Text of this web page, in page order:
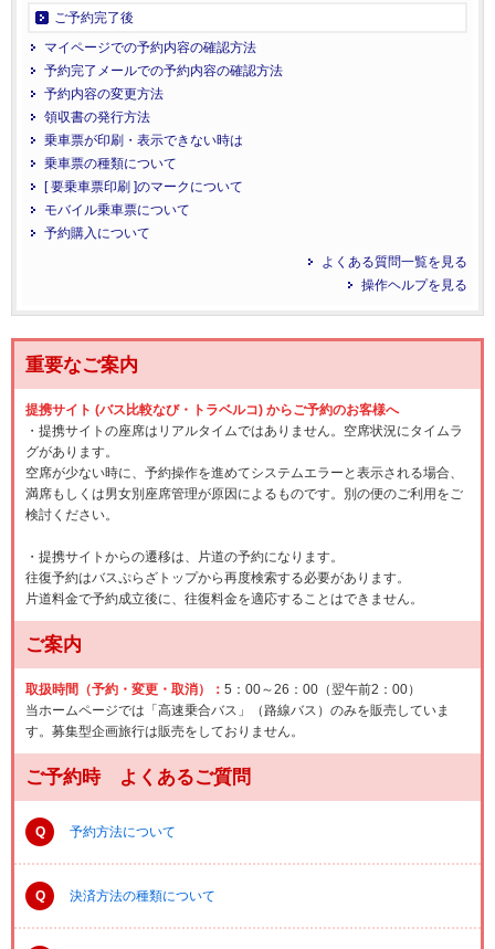
ご予約完了後
マイページでの予約内容の確認方法
予約完了メールでの予約内容の確認方法
予約内容の変更方法
領収書の発行方法
乗車票が印刷・表示できない時は
乗車票の種類について
[ 要乗車票印刷 ]のマークについて
モバイル乗車票について
予約購入について
よくある質問一覧を見る
操作ヘルプを見る
重要なご案内
提携サイト (バス比較なび・トラベルコ) からご予約のお客様へ
・提携サイトの座席はリアルタイムではありません。空席状況にタイムラ
グがあります。
空席が少ない時に、予約操作を進めてシステムエラーと表示される場合、
満席もしくは男女別座席管理が原因によるものです。別の便のご利用をご
検討ください。
・提携サイトからの遷移は、片道の予約になります。
往復予約はバスぷらざトップから再度検索する必要があります。
片道料金で予約成立後に、往復料金を適応することはできません。
ご案内
取扱時間（予約・変更・取消）： 5：00～26：00（翌午前2：00）
当ホームページでは「高速乗合バス」（路線バス）のみを販売していま
す。募集型企画旅行は販売をしておりません。
ご予約時 よくあるご質問
Q 予約方法について
Q 決済方法の種類について